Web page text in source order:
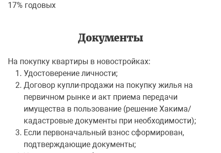
17% годовых
Документы
На покупку квартиры в новостройках:
Удостоверение личности;
Договор купли-продажи на покупку жилья на
первичном рынке и акт приема передачи
имущества в пользование (решение Хакима/
кадастровые документы при необходимости);
Если первоначальный взнос сформирован,
подтверждающие документы;